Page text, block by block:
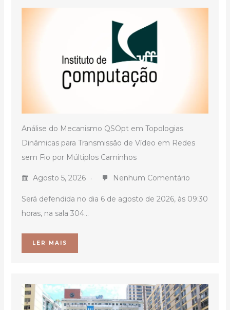
Análise do Mecanismo QSOpt em Topologias
Dinâmicas para Transmissão de Vídeo em Redes
sem Fio por Múltiplos Caminhos
Agosto 5, 2026 Nenhum Comentário
Será defendida no dia 6 de agosto de 2026, às 09:30
horas, na sala 304...
LER MAIS